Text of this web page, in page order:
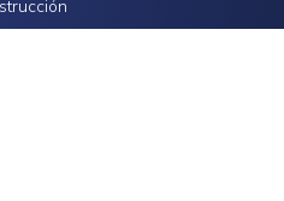
Centro Comercial
Calera Gardens